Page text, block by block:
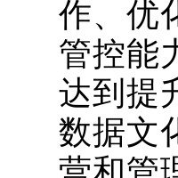
作、优
管控能
达到提
数据文